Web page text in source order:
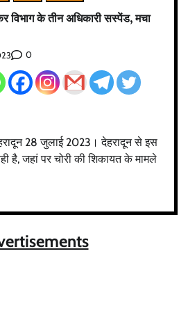
विभाग के तीन अधिकारी सस्पेंड, मचा
0
28 जुलाई 2023। देहरादून से इस
है, जहां पर चोरी की शिकायत के मामले